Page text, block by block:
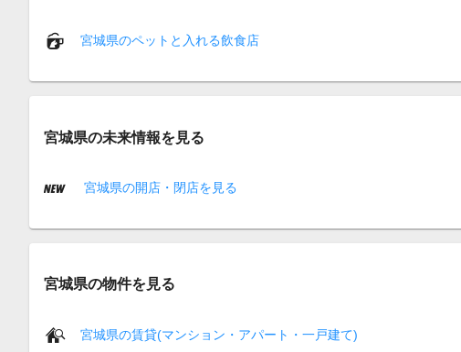
宮城県のペットと入れる飲食店
宮城県の未来情報を見る
宮城県の開店・閉店を見る
宮城県の物件を見る
宮城県の賃貸(マンション・アパート・一戸建て)